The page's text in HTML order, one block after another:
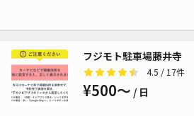
フジモト駐車場藤井寺
4.5 / 17件
¥500〜 / 日